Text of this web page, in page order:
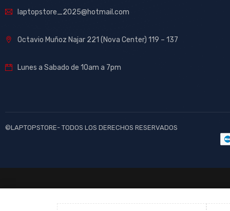
laptopstore_2025@hotmail.com
Octavio Muñoz Najar 221 (Nova Center) 119 – 137
Lunes a Sabado de 10am a 7pm
©LAPTOPSTORE- TODOS LOS DERECHOS RESERVADOS